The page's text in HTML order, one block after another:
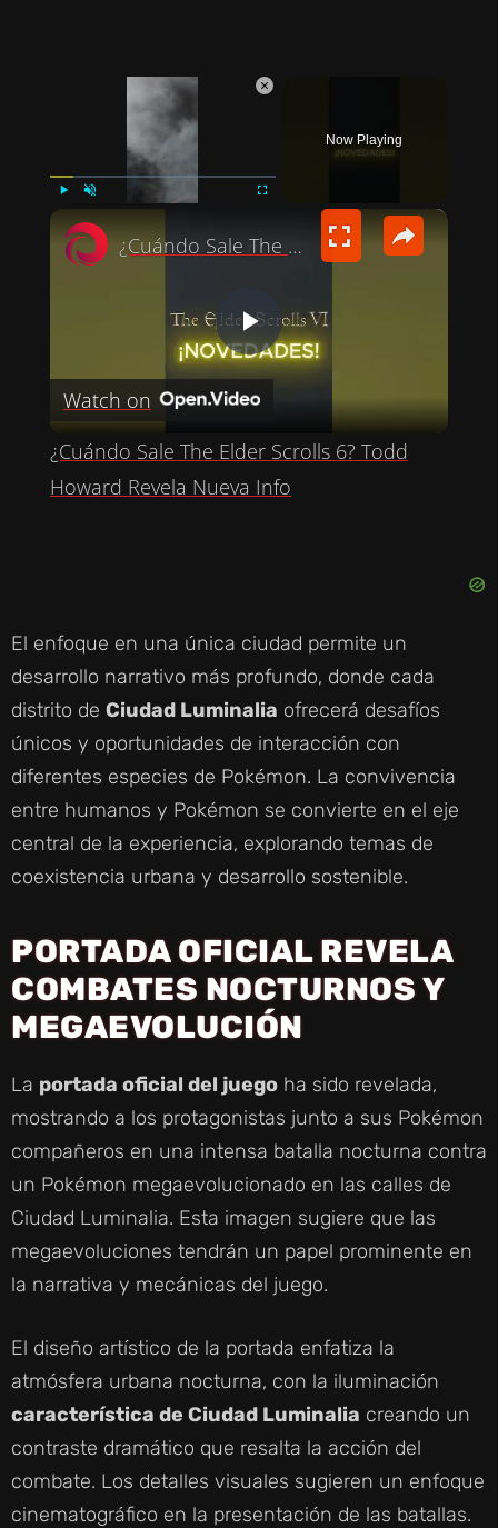
×
Now Playing
×
P
A
I
D
E
O
¿Cuándo Sale The Elder Scrolls 6? Todd Howard Revela Nueva Info
Watch on
¿Cuándo Sale The Elder Scrolls 6? Todd
Howard Revela Nueva Info
El enfoque en una única ciudad permite un
desarrollo narrativo más profundo, donde cada
distrito de Ciudad Luminalia ofrecerá desafíos
únicos y oportunidades de interacción con
diferentes especies de Pokémon. La convivencia
entre humanos y Pokémon se convierte en el eje
central de la experiencia, explorando temas de
coexistencia urbana y desarrollo sostenible.
PORTADA OFICIAL REVELA
COMBATES NOCTURNOS Y
MEGAEVOLUCIÓN
La portada oficial del juego ha sido revelada,
mostrando a los protagonistas junto a sus Pokémon
compañeros en una intensa batalla nocturna contra
un Pokémon megaevolucionado en las calles de
Ciudad Luminalia. Esta imagen sugiere que las
megaevoluciones tendrán un papel prominente en
la narrativa y mecánicas del juego.
El diseño artístico de la portada enfatiza la
atmósfera urbana nocturna, con la iluminación
característica de Ciudad Luminalia creando un
contraste dramático que resalta la acción del
combate. Los detalles visuales sugieren un enfoque
cinematográfico en la presentación de las batallas.